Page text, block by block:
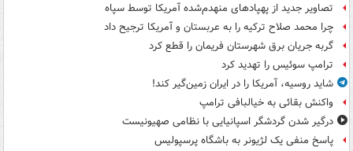
تصاویر جدید از پهپادهای منهدم‌شده آمریکا توسط سپاه
چرا محمد صلاح ترکیه را به عربستان و آمریکا ترجیح داد
گربه جریان برق شهرستان فریمان را قطع کرد
ترامپ سوئیس را تهدید کرد
شاید روسیه، آمریکا را در ایران زمین‌گیر کند!
واکنش بقائی به خیالبافی ترامپ
درگیر شدن گردشگر اسپانیایی با نظامی صهیونیست
پاسخ منفی یک لژیونر به باشگاه پرسپولیس